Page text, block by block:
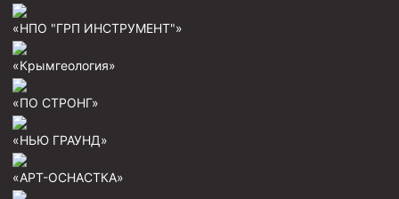
скважин УЭЦС
Турбулизаторы типа ЦТ
Кольца ограничительные ПЦ и ЦЦ
Клапаны обратные
«НПО "ГРП ИНСТРУМЕНТ"»
«Крымгеология»
«ПО СТРОНГ»
«НЬЮ ГРАУНД»
«АРТ-ОСНАСТКА»